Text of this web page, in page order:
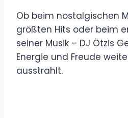
Ob beim nostalgischen
größten Hits oder beim
seiner Musik – DJ Ötzis
Energie und Freude
ausstrahlt.